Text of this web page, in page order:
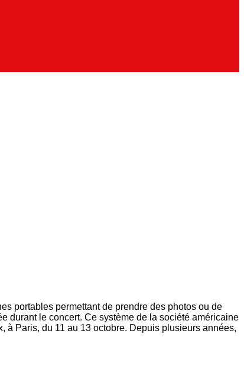
portables permettant de prendre des photos ou de
durant le concert. Ce système de la société américaine
à Paris, du 11 au 13 octobre. Depuis plusieurs années,